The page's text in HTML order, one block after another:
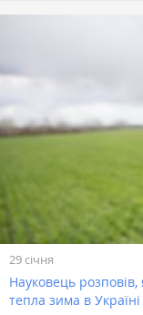
29 січня
Науковець
тепла зима в Україні